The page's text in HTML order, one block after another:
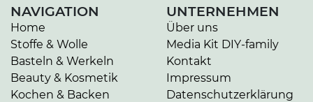
NAVIGATION
Home
Stoffe & Wolle
Basteln & Werkeln
Beauty & Kosmetik
Kochen & Backen
UNTERNEHMEN
Über uns
Media Kit DIY-family
Kontakt
Impressum
Datenschutzerklärung